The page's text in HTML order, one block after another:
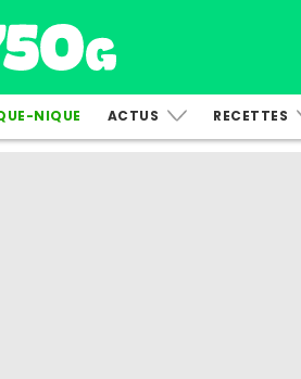
NIQUE ACTUS RECETTES